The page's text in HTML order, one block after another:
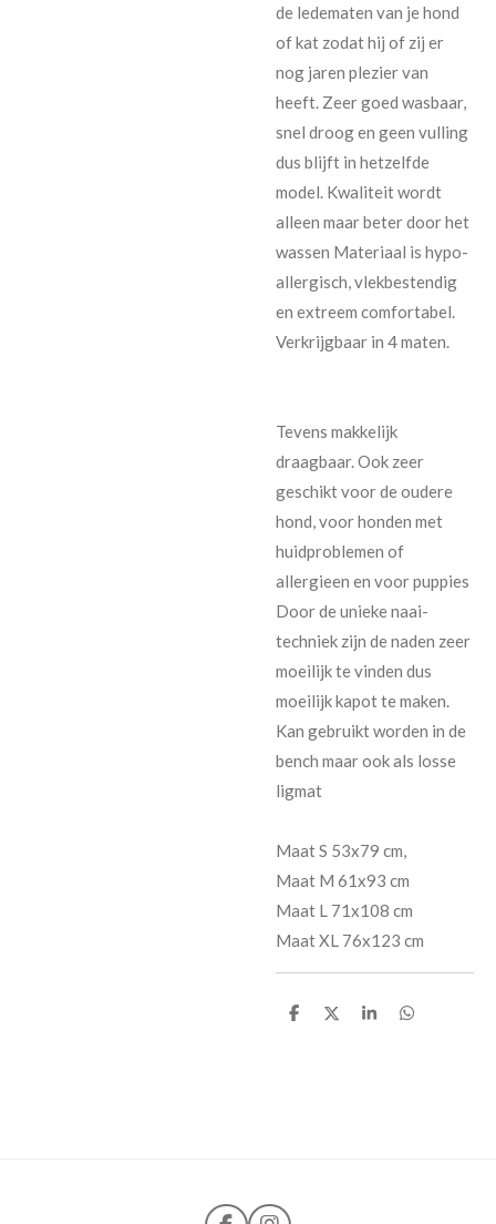
de ledematen van je hond
of kat zodat hij of zij er
nog jaren plezier van
heeft. Zeer goed wasbaar,
snel droog en geen vulling
dus blijft in hetzelfde
model. Kwaliteit wordt
alleen maar beter door het
wassen Materiaal is hypo-
allergisch, vlekbestendig
en extreem comfortabel.
Verkrijgbaar in 4 maten.
Tevens makkelijk
draagbaar. Ook zeer
geschikt voor de oudere
hond, voor honden met
huidproblemen of
allergieen en voor puppies
Door de unieke naai-
techniek zijn de naden zeer
moeilijk te vinden dus
moeilijk kapot te maken.
Kan gebruikt worden in de
bench maar ook als losse
ligmat
Maat S 53x79 cm,
Maat M 61x93 cm
Maat L 71x108 cm
Maat XL 76x123 cm
D
D
S
D